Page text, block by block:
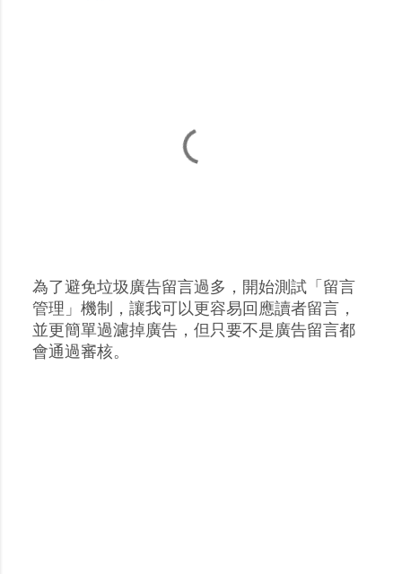
張
貼
留
為了避免垃圾廣告留言過多，開始測試「留言
管理」機制，讓我可以更容易回應讀者留言，
並更簡單過濾掉廣告，但只要不是廣告留言都
會通過審核。